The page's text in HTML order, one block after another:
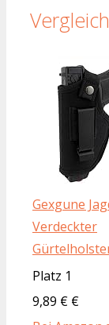
Gexgune
Verdeckter
Platz 1
9,89 € €